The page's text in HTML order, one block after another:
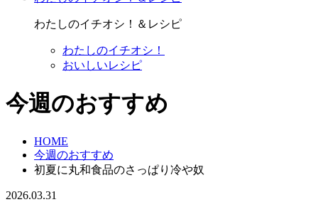
わたしのイチオシ！＆レシピ
わたしのイチオシ！
おいしいレシピ
今週のおすすめ
HOME
今週のおすすめ
初夏に丸和食品のさっぱり冷や奴
2026.03.31